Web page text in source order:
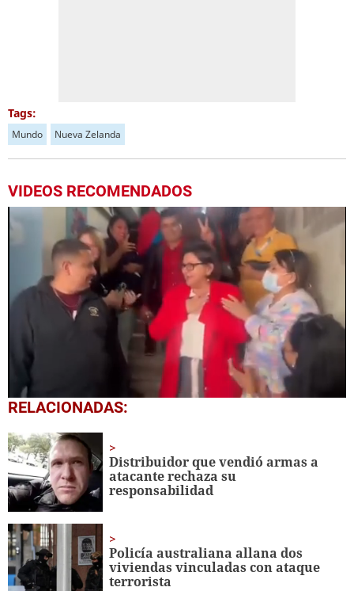
Tags:
Mundo Nueva Zelanda
VIDEOS RECOMENDADOS
0
of
seconds
RELACIONADAS:
Distribuidor que vendió armas a
atacante rechaza su
responsabilidad
Policía australiana allana dos
viviendas vinculadas con ataque
terrorista